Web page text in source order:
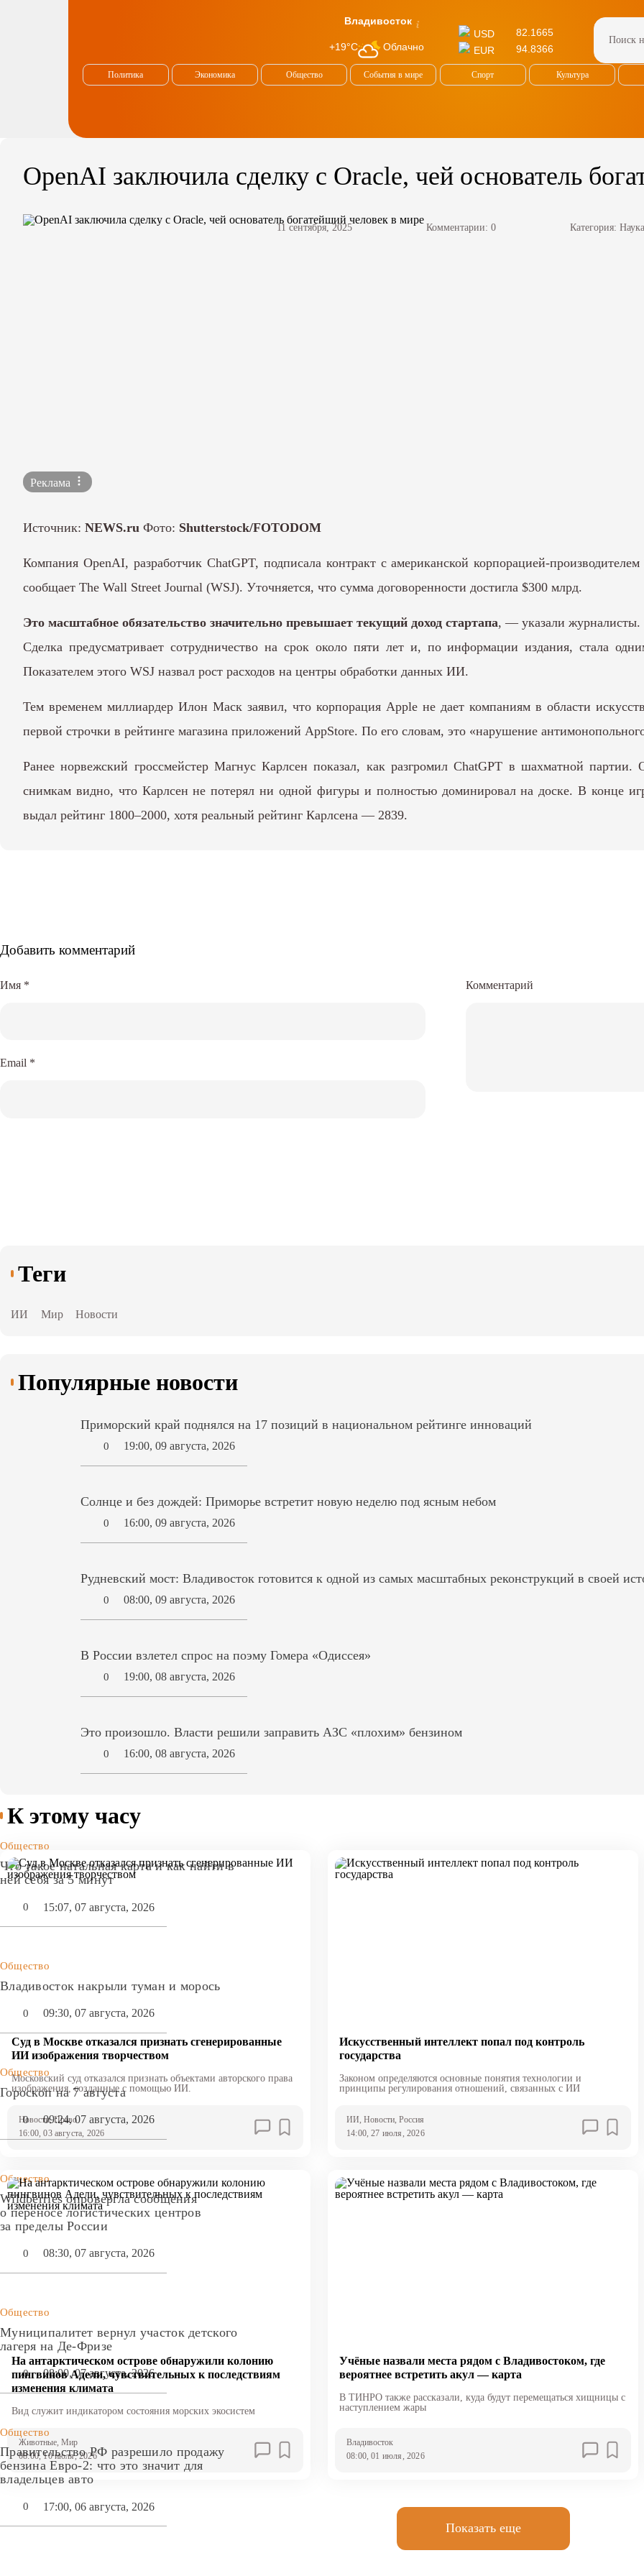
Владивосток
+19°C Облачно
USD
82.1665
EUR
94.8366
Политика Экономика Общество События в мире Спорт Культура
OpenAI заключила сделку с Oracle, чей основатель
11 сентября, 2025 Комментарии: 0 Категория:
Реклама
Источник: NEWS.ru Фото: Shutterstock/FOTODOM
Компания OpenAI, разработчик ChatGPT, подписала контракт с американской корпорацией-
сообщает The Wall Street Journal (WSJ). Уточняется, что сумма договоренности достигла $300 млрд.
Это масштабное обязательство значительно превышает текущий доход стартапа, — указали журналисты.
Сделка предусматривает сотрудничество на срок около пяти лет и, по информации издания, стала
Показателем этого WSJ назвал рост расходов на центры обработки данных ИИ.
Тем временем миллиардер Илон Маск заявил, что корпорация Apple не дает компаниям в области
первой строчки в рейтинге магазина приложений AppStore. По его словам, это «нарушение антимонопольного
Ранее норвежский гроссмейстер Магнус Карлсен показал, как разгромил ChatGPT в шахматной
снимкам видно, что Карлсен не потерял ни одной фигуры и полностью доминировал на доске. В конце
выдал рейтинг 1800–2000, хотя реальный рейтинг Карлсена — 2839.
Добавить комментарий
Комментарий
Имя *
Email *
Теги
ИИ Мир Новости
Популярные новости
Приморский край поднялся на 17 позиций в национальном рейтинге инноваций
0 19:00, 09 августа, 2026
Солнце и без дождей: Приморье встретит новую неделю под ясным небом
0 16:00, 09 августа, 2026
Рудневский мост: Владивосток готовится к одной из самых масштабных реконструкций в своей
0 08:00, 09 августа, 2026
В России взлетел спрос на поэму Гомера «Одиссея»
0 19:00, 08 августа, 2026
Это произошло. Власти решили заправить АЗС «плохим» бензином
0 16:00, 08 августа, 2026
К этому часу
Общество
Что такое натальная карта и как найти в
ней себя за 5 минут
0 15:07, 07 августа, 2026
Общество
Владивосток накрыли туман и морось
0 09:30, 07 августа, 2026
Общество
Гороскоп на 7 августа
0 09:24, 07 августа, 2026
Общество
Wildberries опровергла сообщения
о переносе логистических центров
за пределы России
0 08:30, 07 августа, 2026
Общество
Муниципалитет вернул участок детского
лагеря на Де-Фризе
0 08:00, 07 августа, 2026
Общество
Правительство РФ разрешило продажу
бензина Евро-2: что это значит для
владельцев авто
0 17:00, 06 августа, 2026
Суд в Москве отказался признать сгенерированные
ИИ изображения творчеством
Московский суд отказался признать объектами авторского права
изображения, созданные с помощью ИИ.
Новости, Право
16:00, 03 августа, 2026
Искусственный интеллект попал под контроль
государства
Законом определяются основные понятия технологии и
принципы регулирования отношений, связанных с ИИ
ИИ , Новости, Россия
14:00, 27 июля, 2026
На антарктическом острове обнаружили колонию
пингвинов Адели, чувствительных к последствиям
изменения климата
Вид служит индикатором состояния морских экосистем
Животные, Мир
08:00, 10 июля, 2026
Учёные назвали места рядом с Владивостоком, где
вероятнее встретить акул — карта
В ТИНРО также рассказали, куда будут перемещаться хищницы с
наступлением жары
Владивосток
08:00, 01 июля, 2026
Показать еще